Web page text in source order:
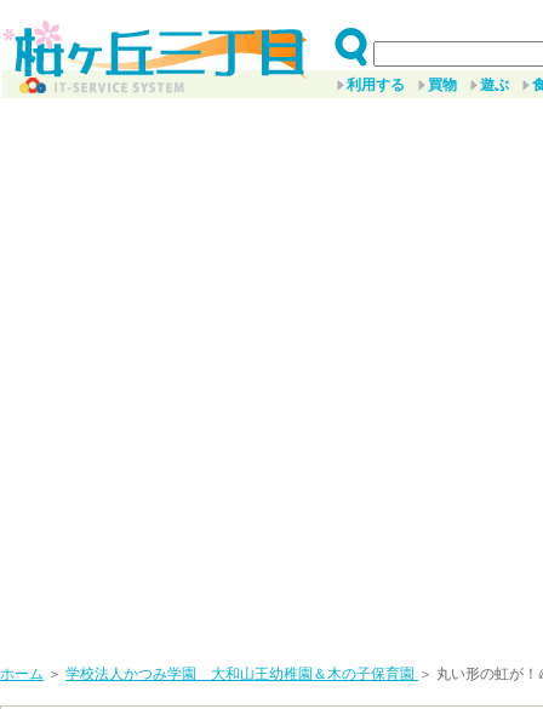
利用する 買物 遊ぶ
ホーム ＞ 学校法人かつみ学園 大和山王幼稚園＆木の子保育園 ＞ 丸い形の虹が！